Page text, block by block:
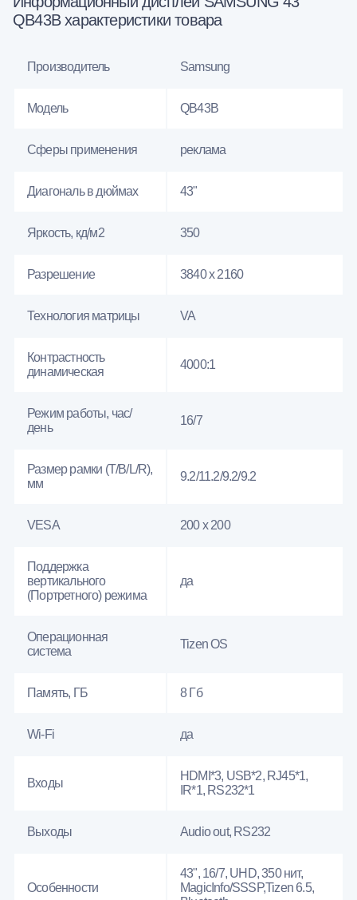
QB43B характеристики товара
Производитель Samsung
Модель QB43B
Сферы применения реклама
Диагональ в дюймах 43"
Яркость, кд/м2 350
Разрешение 3840 x 2160
Технология матрицы VA
Контрастность
динамическая
4000:1
Режим работы, час/
день
16/7
Размер рамки (T/B/L/R),
мм
9.2/11.2/9.2/9.2
VESA 200 x 200
Поддержка
вертикального
(Портретного) режима
да
Операционная
система
Tizen OS
Память, ГБ 8 Гб
Wi-Fi да
Входы
HDMI*3, USB*2, RJ45*1,
IR*1, RS232*1
Выходы Audio out, RS232
Особенности
43", 16/7, UHD, 350 нит,
MagicInfo/SSSP,Tizen 6.5,